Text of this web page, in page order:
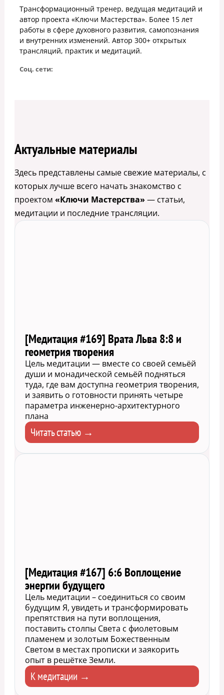
Трансформационный тренер, ведущая медитаций и
автор проекта «Ключи Мастерства». Более 15 лет
работы в сфере духовного развития, самопознания
и внутренних изменений. Автор 300+ открытых
трансляций, практик и медитаций.
Соц. сети:
Актуальные материалы
Здесь представлены самые свежие материалы, с
которых лучше всего начать знакомство с
проектом «Ключи Мастерства» — статьи,
медитации и последние трансляции.
[Медитация #169] Врата Льва 8:8 и
геометрия творения
Цель медитации — вместе со своей семьёй
души и монадической семьёй подняться
туда, где вам доступна геометрия творения,
и заявить о готовности принять четыре
параметра инженерно-архитектурного
плана
Читать статью →
[Медитация #167] 6:6 Воплощение
энергии будущего
Цель медитации – соединиться со своим
будущим Я, увидеть и трансформировать
препятствия на пути воплощения,
поставить столпы Света с фиолетовым
пламенем и золотым Божественным
Светом в местах прописки и заякорить
опыт в решётке Земли.
К медитации →